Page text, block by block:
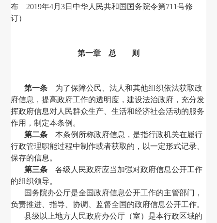
布 2019年4月3日中华人民共和国国务院令第711号修
订）
第一章 总 则
第一条 为了保障公民、法人和其他组织依法获取政
府信息，提高政府工作的透明度，建设法治政府，充分发
挥政府信息对人民群众生产、生活和经济社会活动的服务
作用，制定本条例。
第二条本条例所称政府信息，是指行政机关在履行
行政管理职能过程中制作或者获取的，以一定形式记录、
保存的信息。
第三条 各级人民政府应当加强对政府信息公开工作
的组织领导。
国务院办公厅是全国政府信息公开工作的主管部门，
负责推进、指导、协调、监督全国的政府信息公开工作。
县级以上地方人民政府办公厅（室）是本行政区域的